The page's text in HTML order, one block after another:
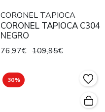
CORONEL TAPIOCA
CORONEL TAPIOCA C304
NEGRO
76,97€ 109,95€
30%